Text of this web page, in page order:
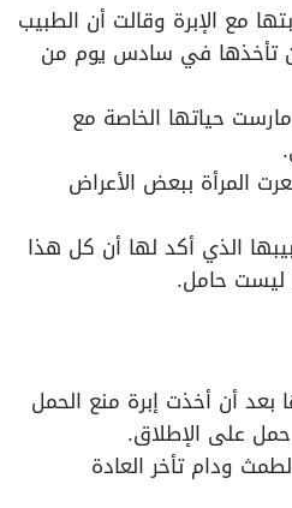
مع الإبرة وقالت أن الطبيب
تأخذها في سادس يوم من
حياتها الخاصة مع
37 يوم شعرت المرأة ببعض الأعراض
الذي أكد لها أن كل هذا
ليست حامل.
أن أخذت إبرة منع الحمل
على الإطلاق.
ودام تأخر العادة